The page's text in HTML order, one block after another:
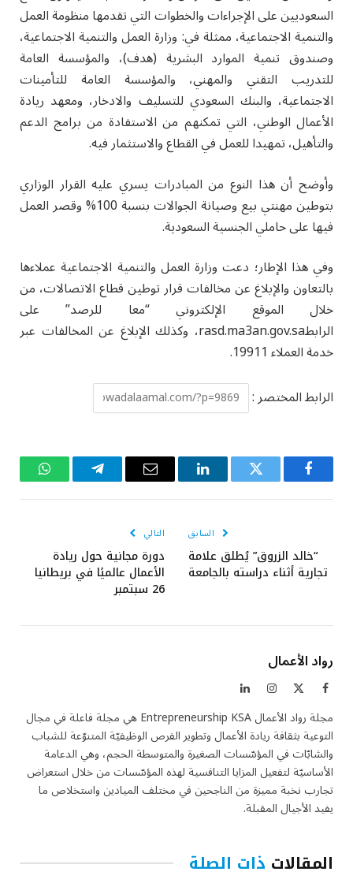
السعوديين على الإجراءات والخطوات التي تقدمها منظومة العمل
والتنمية الاجتماعية، ممثلة في: وزارة العمل والتنمية الاجتماعية،
وصندوق تنمية الموارد البشرية (هدف)، والمؤسسة العامة
للتدريب التقني والمهني، والمؤسسة العامة للتأمينات
الاجتماعية، والبنك السعودي للتسليف والادخار، ومعهد ريادة
الأعمال الوطني، التي تمكنهم من الاستفادة من برامج الدعم
والتأهيل، تمهيدا للعمل في القطاع والاستثمار فيه.
وأوضح أن هذا النوع من المبادرات يسري عليه القرار الوزاري
بتوطين مهنتي بيع وصيانة الجوالات بنسبة 100% وقصر العمل
فيها على حاملي الجنسية السعودية.
وفي هذا الإطار؛ دعت وزارة العمل والتنمية الاجتماعية عملاءها
بالتعاون والإبلاغ عن مخالفات قرار توطين قطاع الاتصالات، من
خلال الموقع الإلكتروني “معا للرصد” على
الرابطrasd.ma3an.gov.sa، وكذلك الإبلاغ عن المخالفات عبر
خدمة العملاء 19911.
الرابط المختصر :
فيسبوك تويتر لينكدإن
البريد
تيلقرام واتساب
السابق
“خالد الزروق” يُطلق علامة
تجارية أثناء دراسته بالجامعة
التالي
دورة مجانية حول ريادة
الأعمال عالميًا في بريطانيا
26 سبتمبر
رواد الأعمال
فيسبوك الانستغراملينكدإن
مجلة رواد الأعمال Entrepreneurship KSA هي مجلة فاعلة في مجال
التوعية بثقافة ريادة الأعمال وتطوير الفرص الوظيفيّة المتنوّعة للشباب
والشابّات في المؤسّسات الصغيرة والمتوسطة الحجم، وهي الدعامة
الأساسيّة لتفعيل المزايا التنافسية لهذه المؤسّسات من خلال استعراض
تجارب نخبة مميزة من الناجحين في مختلف الميادين واستخلاص ما
يفيد الأجيال المقبلة.
المقالات ذات الصلة